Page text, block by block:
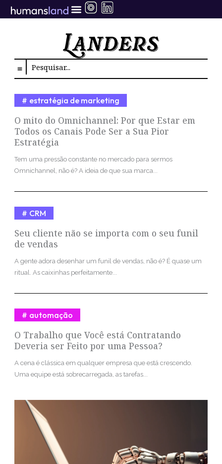
para
Search
O mito do Omnichannel: Por que Estar em
Todos os Canais Pode Ser a Sua Pior
Estratégia
estratégia de marketing
Tem uma pressão constante no mercado para sermos
Omnichannel, não é? A ideia de que sua marca...
Seu cliente não se importa com o seu funil
de vendas
CRM
A gente adora desenhar um funil de vendas, não é? É quase um
ritual. As caixinhas perfeitamente...
O Trabalho que Você está Contratando
Deveria ser Feito por uma Pessoa?
automação
A cena é clássica em qualquer empresa que está crescendo.
Uma equipe está sobrecarregada, as tarefas...